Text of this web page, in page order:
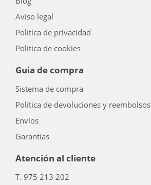
Aviso legal
Política de privacidad
Política de cookies
Guia de compra
Sistema de compra
Política de devoluciones y reembolsos
Envíos
Garantías
Atención al cliente
T. 975 213 202